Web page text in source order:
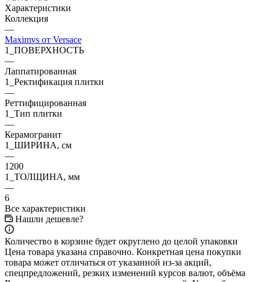
Характеристики
Коллекция
—
Maximvs от Versace
1_ПОВЕРХНОСТЬ
—
Лаппатированная
1_Ректификация плитки
—
Реттифицированная
1_Тип плитки
—
Керамогранит
1_ШИРИНА, cм
—
1200
1_ТОЛЩИНА, мм
—
6
Все характеристики
Нашли дешевле?
Количество в корзине будет округлено до целой упаковки
Цена товара указана справочно. Конкретная цена покупки
товара может отличаться от указанной из-за акций,
спецпредложений, резких изменений курсов валют, объёма